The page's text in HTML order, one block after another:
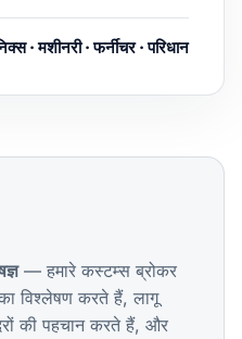
· मशीनरी · फर्नीचर · परिधान
— हमारे कस्टम्स ब्रोकर
विश्लेषण करते हैं, लागू
की पहचान करते हैं, और